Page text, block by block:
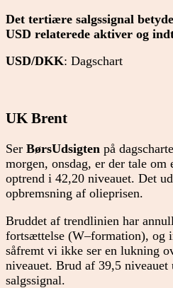
Det tertiære salgssignal
USD relaterede aktiver og
USD/DKK: Dagschart
UK Brent
Ser BørsUdsigten på
morgen, onsdag, er der tale
optrend i 42,20 niveauet. Det
opbremsning af olieprisen.
Bruddet af trendlinien har
fortsættelse (W–formation), og
såfremt vi ikke ser en lukning
niveauet. Brud af 39,5
salgssignal.